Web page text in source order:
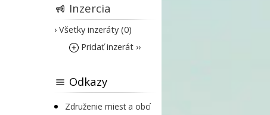
Inzercia
› Všetky inzeráty (0)
Pridať inzerát ››
Odkazy
Združenie miest a obcí